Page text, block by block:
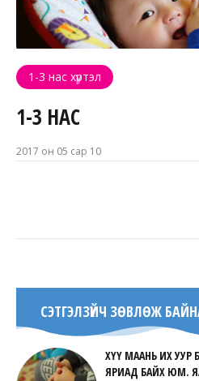
1-3 нас хүртэл
1-3 НАС
2017 он 05 сар 10
СЭТГЭЛЗҮЙЧ ЗӨВЛӨЖ
ХҮҮ МААНЬ ИХ УУР
ЯРИАД БАЙХ ЮМ.